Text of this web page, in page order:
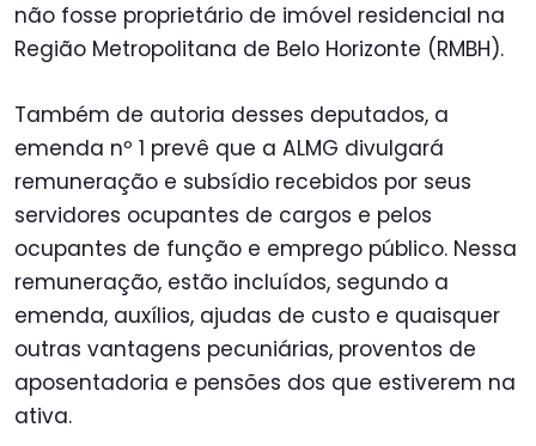
não fosse proprietário de imóvel residencial na
Região Metropolitana de Belo Horizonte (RMBH).
Também de autoria desses deputados, a
emenda nº 1 prevê que a ALMG divulgará
remuneração e subsídio recebidos por seus
servidores ocupantes de cargos e pelos
ocupantes de função e emprego público. Nessa
remuneração, estão incluídos, segundo a
emenda, auxílios, ajudas de custo e quaisquer
outras vantagens pecuniárias, proventos de
aposentadoria e pensões dos que estiverem na
ativa.